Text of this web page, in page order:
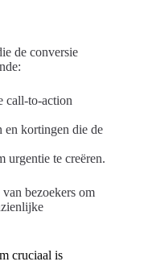
de conversie
call-to-action
en kortingen die de
urgentie te creëren.
bezoekers om
cruciaal is